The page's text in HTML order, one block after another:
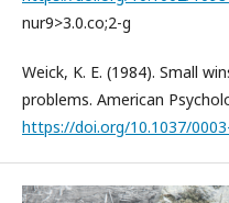
nur9>3.0.co;2-g
Weick, K. E. (1984). Small
problems. American
https://doi.org/10.1037/